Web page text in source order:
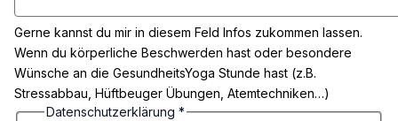
Gerne kannst du mir in diesem Feld Infos zukommen lassen.
Wenn du körperliche Beschwerden hast oder besondere
Wünsche an die GesundheitsYoga Stunde hast (z.B.
Stressabbau, Hüftbeuger Übungen, Atemtechniken…)
Datenschutzerklärung *